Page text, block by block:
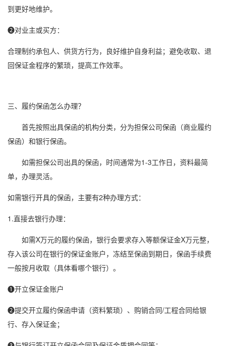
到更好地维护。
❷对业主或买方：
合理制约承包人、供货方行为，良好维护自身利益；避免收取、退
回保证金程序的繁琐，提高工作效率。
三、履约保函怎么办理？
首先按照出具保函的机构分类，分为担保公司保函 （商业履约
保函）和银行保函。
如需担保公司出具的保函，时间通常为1-3工作日，资料最简
单，办理灵活。
如需银行开具的保函，主要有2种办理方式：
1.直接去银行办理：
如需X万元的履约保函，银行会要求存入等额保证金X万元整，
存入该公司在银行的保证金账户，冻结至保函到期日，保函手续费
一般按月收取（具体看哪个银行）。
❶开立保证金账户
❷提交开立履约保函申请（资料繁琐）、购销合同/工程合同给银
行、存入保证金；